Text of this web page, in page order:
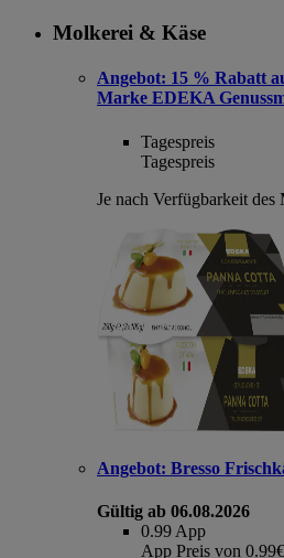
Molkerei & Käse
Angebot: 15 % Rabatt
Marke EDEKA
Tagespreis
Tagespreis
Je nach Verfügbarkeit des
Angebot: Bresso
Gültig ab 06.08.2026
0.99 App
App Preis von 0.99€